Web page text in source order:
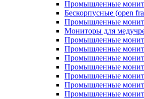
Промышленные
Бескорпусные (open
Промышленные
Мониторы для
Промышленные
Промышленные
Промышленные
Промышленные
Промышленные
Промышленные
Промышленные